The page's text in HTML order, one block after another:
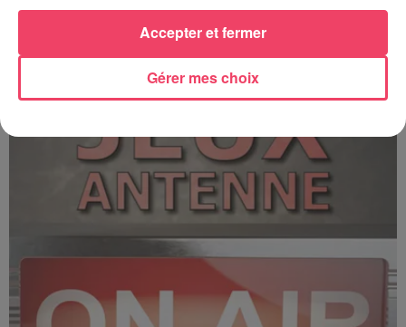
C'est plus ou c'est moins ? - 17 06 2026
Gérer mes choix
Accepter et fermer